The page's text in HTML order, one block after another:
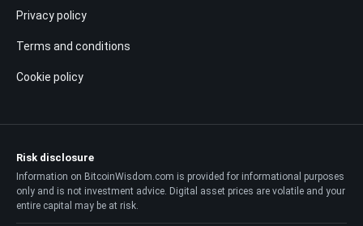
Privacy policy
Terms and conditions
Cookie policy
Risk disclosure
Information on BitcoinWisdom.com is provided for informational purposes
only and is not investment advice. Digital asset prices are volatile and your
entire capital may be at risk.